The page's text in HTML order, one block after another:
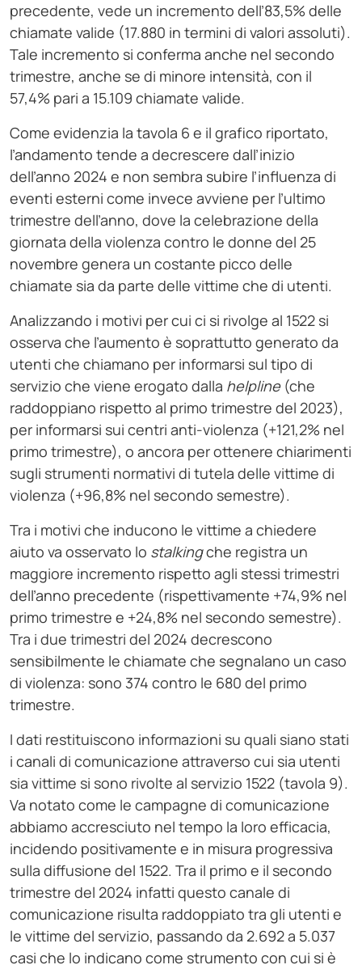
precedente, vede un incremento dell’83,5% delle
chiamate valide (17.880 in termini di valori assoluti).
Tale incremento si conferma anche nel secondo
trimestre, anche se di minore intensità, con il
57,4% pari a 15.109 chiamate valide.
Come evidenzia la tavola 6 e il grafico riportato,
l’andamento tende a decrescere dall’inizio
dell’anno 2024 e non sembra subire l’influenza di
eventi esterni come invece avviene per l’ultimo
trimestre dell’anno, dove la celebrazione della
giornata della violenza contro le donne del 25
novembre genera un costante picco delle
chiamate sia da parte delle vittime che di utenti.
Analizzando i motivi per cui ci si rivolge al 1522 si
osserva che l’aumento è soprattutto generato da
utenti che chiamano per informarsi sul tipo di
servizio che viene erogato dalla helpline (che
raddoppiano rispetto al primo trimestre del 2023),
per informarsi sui centri anti-violenza (+121,2% nel
primo trimestre), o ancora per ottenere chiarimenti
sugli strumenti normativi di tutela delle vittime di
violenza (+96,8% nel secondo semestre).
Tra i motivi che inducono le vittime a chiedere
aiuto va osservato lo stalkingche registra un
maggiore incremento rispetto agli stessi trimestri
dell’anno precedente (rispettivamente +74,9% nel
primo trimestre e +24,8% nel secondo semestre).
Tra i due trimestri del 2024 decrescono
sensibilmente le chiamate che segnalano un caso
di violenza: sono 374 contro le 680 del primo
trimestre.
I dati restituiscono informazioni su quali siano stati
i canali di comunicazione attraverso cui sia utenti
sia vittime si sono rivolte al servizio 1522 (tavola 9).
Va notato come le campagne di comunicazione
abbiamo accresciuto nel tempo la loro efficacia,
incidendo positivamente e in misura progressiva
sulla diffusione del 1522. Tra il primo e il secondo
trimestre del 2024 infatti questo canale di
comunicazione risulta raddoppiato tra gli utenti e
le vittime del servizio, passando da 2.692 a 5.037
casi che lo indicano come strumento con cui si è